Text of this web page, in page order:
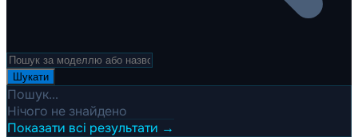
Шукати
Пошук...
Нічого не знайдено
Показати всі результати →